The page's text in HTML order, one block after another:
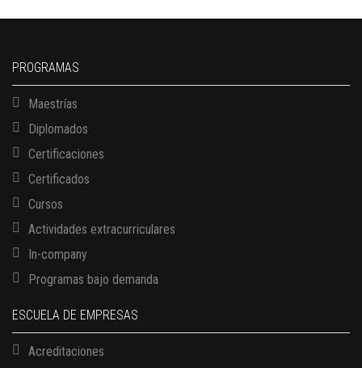
PROGRAMAS
Maestrías
Diplomados
Certificaciones
Certificados
Cursos
Actividades extracurriculares
In-company
Programas bajo demanda
ESCUELA DE EMPRESAS
Acreditaciones